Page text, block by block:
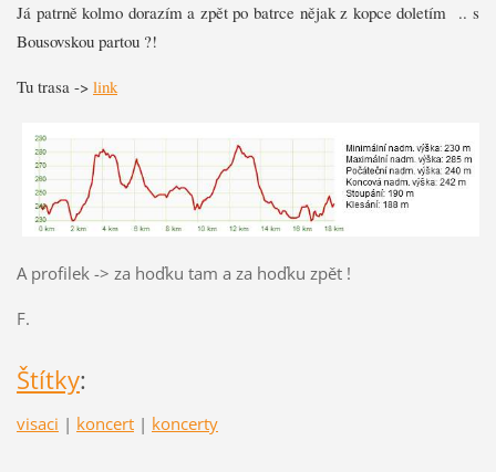
Já patrně kolmo dorazím a zpět po batrce nějak z kopce doletím .. s
Bousovskou partou ?!
Tu trasa -> link
A profilek -> za hoďku tam a za hoďku zpět !
F.
Štítky:
visaci | koncert | koncerty